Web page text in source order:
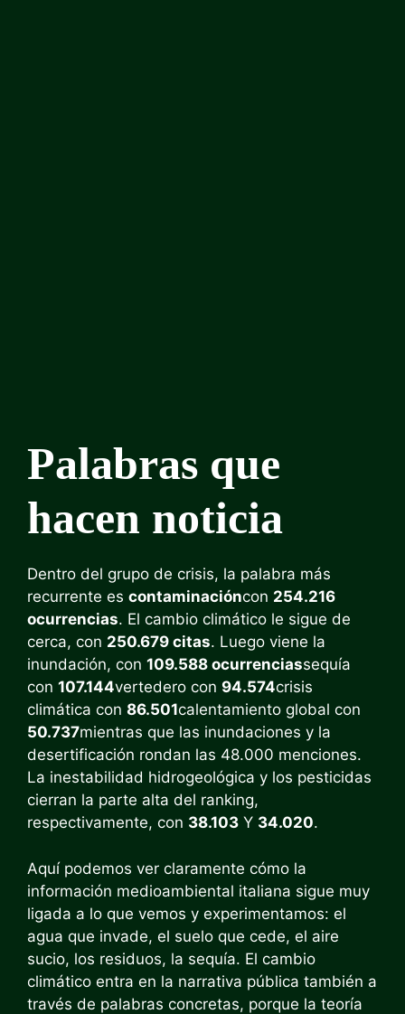
Palabras que
hacen noticia
Dentro del grupo de crisis, la palabra más
recurrente es contaminacióncon 254.216
ocurrencias. El cambio climático le sigue de
cerca, con 250.679 citas. Luego viene la
inundación, con 109.588 ocurrenciassequía
con 107.144vertedero con 94.574crisis
climática con 86.501calentamiento global con
50.737mientras que las inundaciones y la
desertificación rondan las 48.000 menciones.
La inestabilidad hidrogeológica y los pesticidas
cierran la parte alta del ranking,
respectivamente, con 38.103 Y 34.020.
Aquí podemos ver claramente cómo la
información medioambiental italiana sigue muy
ligada a lo que vemos y experimentamos: el
agua que invade, el suelo que cede, el aire
sucio, los residuos, la sequía. El cambio
climático entra en la narrativa pública también a
través de palabras concretas, porque la teoría